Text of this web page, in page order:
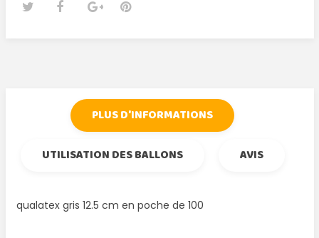
PLUS D'INFORMATIONS
UTILISATION DES BALLONS
AVIS
qualatex gris 12.5 cm en poche de 100